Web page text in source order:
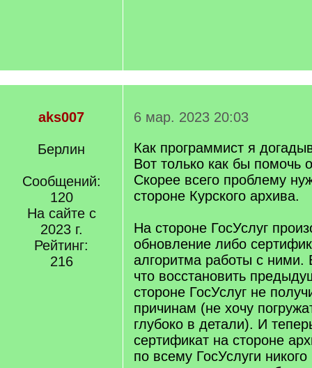
aks007
Берлин
Сообщений:
120
На сайте с
2023 г.
Рейтинг:
216
6 мар. 2023 20:03
Как программист я
Вот только как бы помочь
Скорее всего проблему
стороне Курского архива.
На стороне ГосУслуг
обновление либо
алгоритма работы с ними.
что восстановить
стороне ГосУслуг не
причинам (не хочу
глубоко в детали). И
сертификат на стороне
по всему ГосУслуги